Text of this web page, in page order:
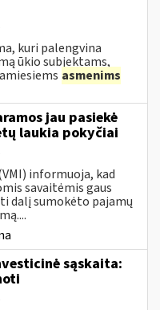
kuri palengvina
ūkio subjektams,
asmenims
jau pasiekė
laukia pokyčiai
informuoja, kad
savaitėmis gaus
dalį sumokėto pajamų
sąskaita: